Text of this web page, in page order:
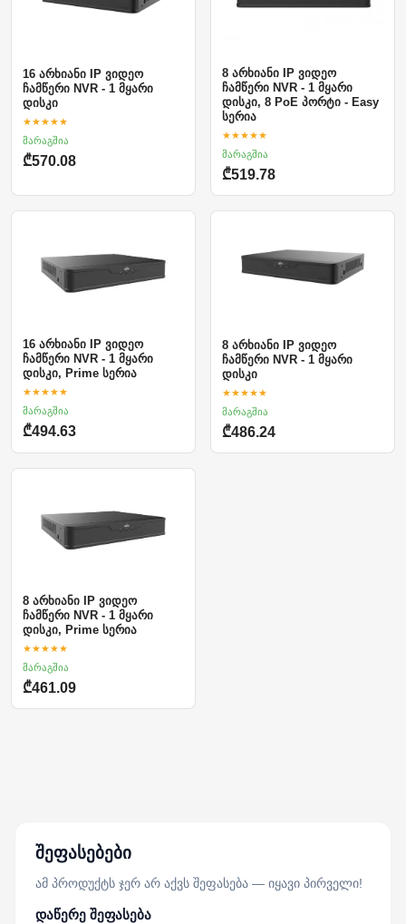
16 არხიანი IP ვიდეო
ჩამწერი NVR - 1 მყარი
დისკი
★★★★★
მარაგშია
₾570.08
8 არხიანი IP ვიდეო
ჩამწერი NVR - 1 მყარი
დისკი, 8 PoE პორტი - Easy
სერია
★★★★★
მარაგშია
₾519.78
16 არხიანი IP ვიდეო
ჩამწერი NVR - 1 მყარი
დისკი, Prime სერია
★★★★★
მარაგშია
₾494.63
8 არხიანი IP ვიდეო
ჩამწერი NVR - 1 მყარი
დისკი
★★★★★
მარაგშია
₾486.24
8 არხიანი IP ვიდეო
ჩამწერი NVR - 1 მყარი
დისკი, Prime სერია
★★★★★
მარაგშია
₾461.09
შეფასებები
ამ პროდუქტს ჯერ არ აქვს შეფასება — იყავი პირველი!
დაწერე შეფასება